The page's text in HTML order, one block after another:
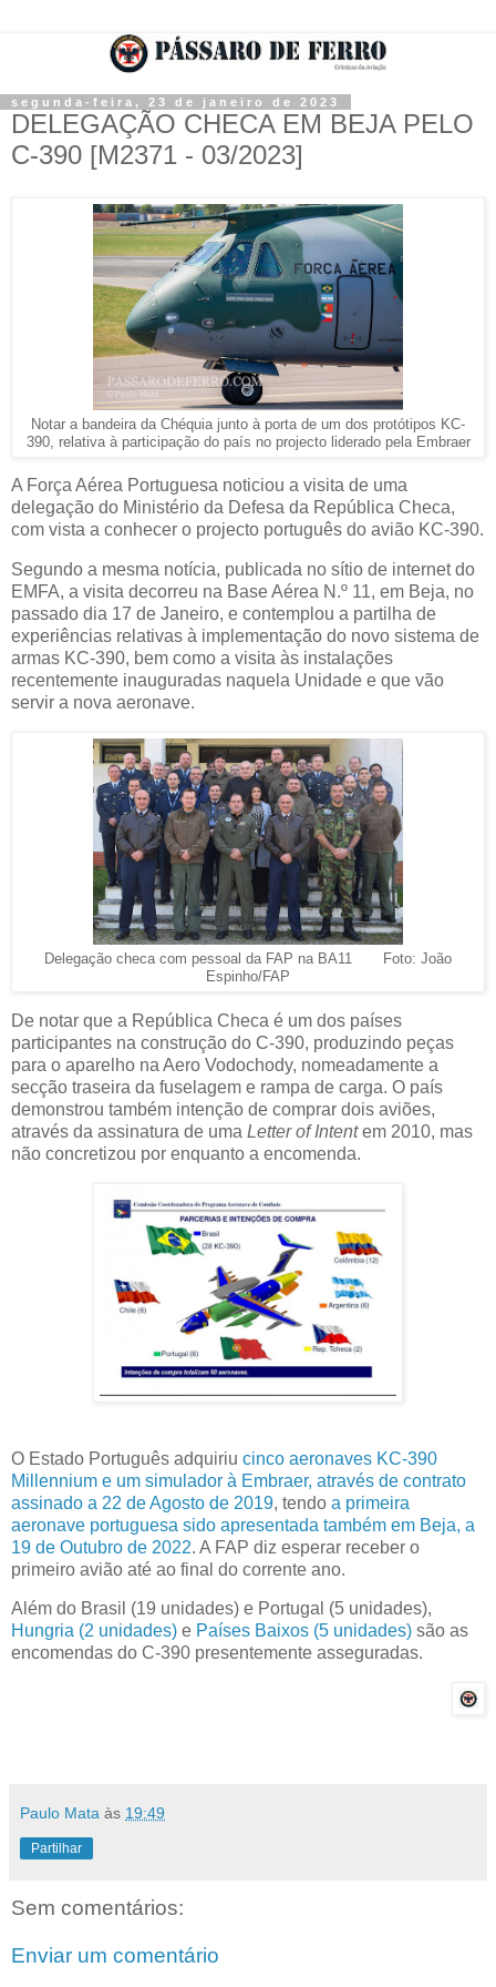
segunda-feira, 23 de janeiro de 2023
DELEGAÇÃO CHECA EM BEJA PELO
C-390 [M2371 - 03/2023]
Notar a bandeira da Chéquia junto à porta de um dos protótipos KC-
390, relativa à participação do país no projecto liderado pela Embraer
A Força Aérea Portuguesa noticiou a visita de uma
delegação do Ministério da Defesa da República Checa,
com vista a conhecer o projecto português do avião KC-390.
Segundo a mesma notícia, publicada no sítio de internet do
EMFA, a visita decorreu na Base Aérea N.º 11, em Beja, no
passado dia 17 de Janeiro, e contemplou a partilha de
experiências relativas à implementação do novo sistema de
armas KC-390, bem como a visita às instalações
recentemente inauguradas naquela Unidade e que vão
servir a nova aeronave.
Delegação checa com pessoal da FAP na BA11 Foto: João
Espinho/FAP
De notar que a República Checa é um dos países
participantes na construção do C-390, produzindo peças
para o aparelho na Aero Vodochody, nomeadamente a
secção traseira da fuselagem e rampa de carga. O país
demonstrou também intenção de comprar dois aviões,
através da assinatura de uma Letter of Intentem 2010, mas
não concretizou por enquanto a encomenda.
O Estado Português adquiriu cinco aeronaves KC-390
Millennium e um simulador à Embraer, através de contrato
assinado a 22 de Agosto de 2019, tendo a primeira
aeronave portuguesa sido apresentada também em Beja, a
19 de Outubro de 2022. A FAP diz esperar receber o
primeiro avião até ao final do corrente ano.
Além do Brasil (19 unidades) e Portugal (5 unidades),
Hungria (2 unidades) e Países Baixos (5 unidades) são as
encomendas do C-390 presentemente asseguradas.
Paulo Mata às 19:49
Partilhar
Sem comentários:
Enviar um comentário